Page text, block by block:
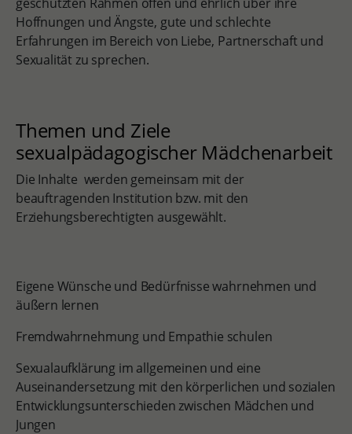
Hoffnungen und Ängste, gute und schlechte
Erfahrungen im Bereich von Liebe, Partnerschaft und
Sexualität zu sprechen.
Themen und Ziele
sexualpädagogischer Mädchenarbeit
Die Inhalte werden gemeinsam mit der
beauftragenden Institution bzw. mit den
Erziehungsberechtigten ausgewählt.
Eigene Wünsche und Bedürfnisse wahrnehmen und
äußern lernen
Fremdwahrnehmung und Empathie schulen
Sexualaufklärung im allgemeinen und eine
Auseinandersetzung mit den körperlichen und sozialen
Entwicklungsunterschieden zwischen Mädchen und
Jungen